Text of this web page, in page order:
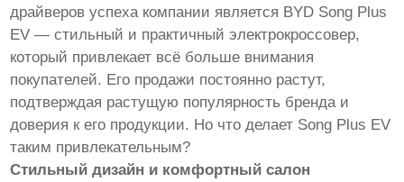
драйверов успеха компании является BYD Song Plus
EV — стильный и практичный электрокроссовер,
который привлекает всё больше внимания
покупателей. Его продажи постоянно растут,
подтверждая растущую популярность бренда и
доверия к его продукции. Но что делает Song Plus EV
таким привлекательным?
Стильный дизайн и комфортный салон